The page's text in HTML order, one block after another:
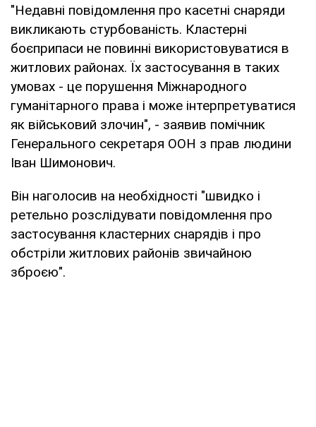
"Недавні повідомлення про касетні снаряди
викликають стурбованість. Кластерні
боєприпаси не повинні використовуватися в
житлових районах. Їх застосування в таких
умовах - це порушення Міжнародного
гуманітарного права і може інтерпретуватися
як військовий злочин", - заявив помічник
Генерального секретаря ООН з прав людини
Іван Шимонович.
Він наголосив на необхідності "швидко і
ретельно розслідувати повідомлення про
застосування кластерних снарядів і про
обстріли житлових районів звичайною
зброєю".